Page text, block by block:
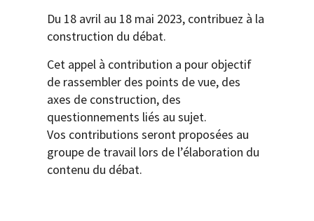
Du 18 avril au 18 mai 2023, contribuez à la
construction du débat.
Cet appel à contribution a pour objectif
de rassembler des points de vue, des
axes de construction, des
questionnements liés au sujet.
Vos contributions seront proposées au
groupe de travail lors de l’élaboration du
contenu du débat.